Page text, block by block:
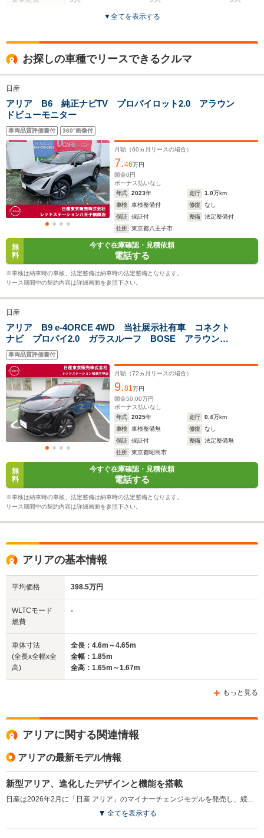
サイズ
WLTCモード
燃費
駆動方式
全高
1.65m
全幅
ホイールベース
-m
FF、4WD
5ドア
1.65m
全幅
-
FF、4WD
▼全てを表示する
お探しの車種でリースできるクルマ
日産
アリア B6 純正ナビTV プロパイロット2.0 アラウン
ドビューモニター
車両品質評価書付 360°画像付
月額（60 ヵ月リースの場合）
7.46万円
頭金0円
ボーナス払いなし
年式
2023年 走行 1.0万km
車検
車検整備付 修復
なし
保証
保証付 整備
法定整備付
住所
東京都八王子市
無
料
今すぐ在庫確認・見積依頼
電話する
※車検は納車時の車検、法定整備は納車時の法定整備となります。
リース期間中の契約内容は詳細画面を参照下さい。
日産
アリア B9 e-4ORCE 4WD 当社展示社有車 コネクト
ナビ プロパイ2.0 ガラスルーフ BOSE アラウンド
ビューモニター
車両品質評価書付
月額（72 ヵ月リースの場合）
9.81万円
頭金50.00万円
ボーナス払いなし
年式
2025年 走行 0.4万km
車検
車検整備無 修復
なし
保証
保証付 整備
法定整備無
住所
東京都昭島市
無
料
今すぐ在庫確認・見積依頼
電話する
※車検は納車時の車検、法定整備は納車時の法定整備となります。
リース期間中の契約内容は詳細画面を参照下さい。
アリアの基本情報
平均価格 398.5万円
WLTCモード
燃費
-
車体寸法
(全長x全幅x全
高)
全長：4.6m～4.65m
全幅：1.85m
全高：1.65m～1.67m
もっと見る
アリアに関する関連情報
アリアの最新モデル情報
新型アリア、進化したデザインと機能を搭載
日産は2026年2月に「日産 アリア」のマイナーチェンジモデルを発売し、続いて3月に「日産 アリアNISMO」を発売した。「日産 アリア」は2021年に登場したフラッグシップEVで、加速や静粛性、快適な室内空間が好評を得ている。今回の改良ではフロントデザインを一新し、快適な乗り心地を提供する新サスペンションを採用した。さらに、Google搭載のNissanConnectインフォテインメントシステムで多彩な情報をシームレスに利用できるようになり、充電ポートに専用コネクターを接続することで電力を取り出すV2L機能も搭載。加えて、乗り心地の向上や運転支援機能の強化により、より快適なEVライフを提供することを目指している。日産EVモデルのフラッグシップである「日産 アリアNISMO」も同様のアップデートが施されている。（2026.2）
全てを表示する